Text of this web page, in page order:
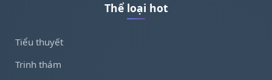
Thể loại hot
Tiểu thuyết
Trinh thám